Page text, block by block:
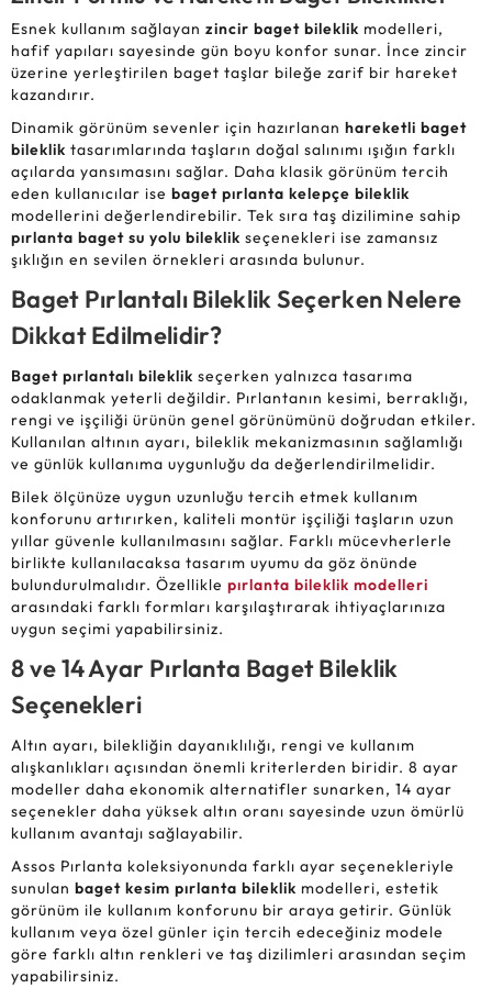
Esnek kullanım sağlayan zincir baget bileklik modelleri,
hafif yapıları sayesinde gün boyu konfor sunar. İnce zincir
üzerine yerleştirilen baget taşlar bileğe zarif bir hareket
kazandırır.
Dinamik görünüm sevenler için hazırlanan hareketli baget
bileklik tasarımlarında taşların doğal salınımı ışığın farklı
açılarda yansımasını sağlar. Daha klasik görünüm tercih
eden kullanıcılar ise baget pırlanta kelepçe bileklik
modellerini değerlendirebilir. Tek sıra taş dizilimine sahip
pırlanta baget su yolu bileklik seçenekleri ise zamansız
şıklığın en sevilen örnekleri arasında bulunur.
Baget Pırlantalı Bileklik Seçerken Nelere
Dikkat Edilmelidir?
Baget pırlantalı bileklik seçerken yalnızca tasarıma
odaklanmak yeterli değildir. Pırlantanın kesimi, berraklığı,
rengi ve işçiliği ürünün genel görünümünü doğrudan etkiler.
Kullanılan altının ayarı, bileklik mekanizmasının sağlamlığı
ve günlük kullanıma uygunluğu da değerlendirilmelidir.
Bilek ölçünüze uygun uzunluğu tercih etmek kullanım
konforunu artırırken, kaliteli montür işçiliği taşların uzun
yıllar güvenle kullanılmasını sağlar. Farklı mücevherlerle
birlikte kullanılacaksa tasarım uyumu da göz önünde
bulundurulmalıdır. Özellikle pırlanta bileklik modelleri
arasındaki farklı formları karşılaştırarak ihtiyaçlarınıza
uygun seçimi yapabilirsiniz.
8 ve 14 Ayar Pırlanta Baget Bileklik
Seçenekleri
Altın ayarı, bilekliğin dayanıklılığı, rengi ve kullanım
alışkanlıkları açısından önemli kriterlerden biridir. 8 ayar
modeller daha ekonomik alternatifler sunarken, 14 ayar
seçenekler daha yüksek altın oranı sayesinde uzun ömürlü
kullanım avantajı sağlayabilir.
Assos Pırlanta koleksiyonunda farklı ayar seçenekleriyle
sunulan baget kesim pırlanta bileklik modelleri, estetik
görünüm ile kullanım konforunu bir araya getirir. Günlük
kullanım veya özel günler için tercih edeceğiniz modele
göre farklı altın renkleri ve taş dizilimleri arasından seçim
yapabilirsiniz.